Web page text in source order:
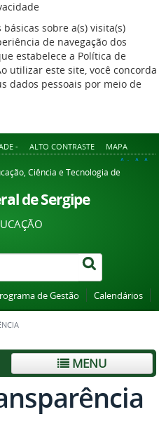
sobre a(s) visita(s)
de navegação dos
estabelece a Política de
utilizar este site, você concorda
dados pessoais por meio de
- ALTO CONTRASTE MAPA
A+ A A-
Ciência e Tecnologia de
de Sergipe
de Gestão Calendários
MENU